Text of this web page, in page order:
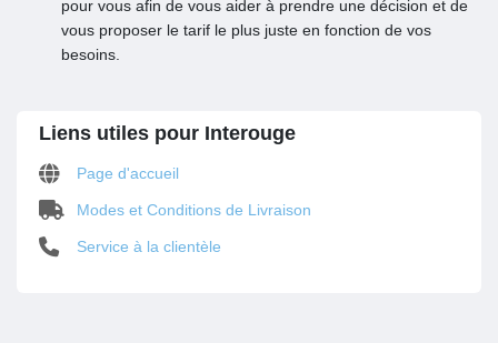
pour vous afin de vous aider à prendre une décision et de
vous proposer le tarif le plus juste en fonction de vos
besoins.
Liens utiles pour Interouge
Page d'accueil
Modes et Conditions de Livraison
Service à la clientèle